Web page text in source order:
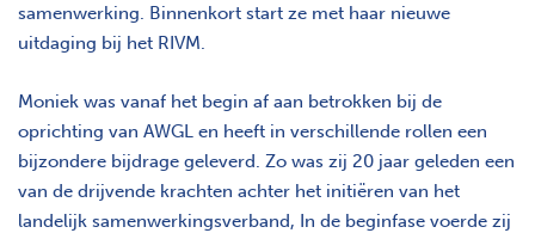
samenwerking. Binnenkort start ze met haar nieuwe
uitdaging bij het RIVM.
Moniek was vanaf het begin af aan betrokken bij de
oprichting van AWGL en heeft in verschillende rollen een
bijzondere bijdrage geleverd. Zo was zij 20 jaar geleden een
van de drijvende krachten achter het initiëren van het
landelijk samenwerkingsverband, In de beginfase voerde zij